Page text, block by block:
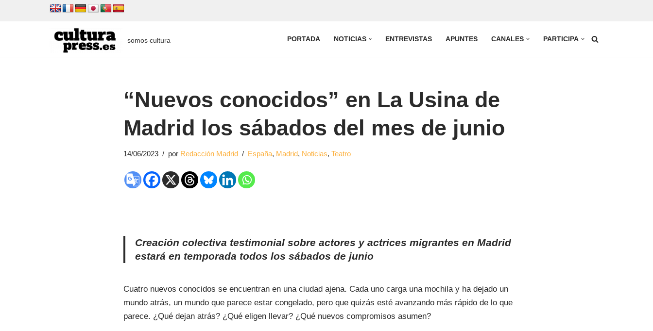
somos cultura PORTADA NOTICIAS ENTREVISTAS APUNTES CANALES PARTICIPA
“Nuevos conocidos” en La Usina de
Madrid los sábados del mes de junio
14/06/2023 por Redacción Madrid España, Madrid, Noticias,Teatro
Creación colectiva testimonial sobre actores y actrices migrantes en Madrid
estará en temporada todos los sábados de junio
Cuatro nuevos conocidos se encuentran en una ciudad ajena. Cada uno carga una mochila y ha dejado un
mundo atrás, un mundo que parece estar congelado, pero que quizás esté avanzando más rápido de lo que
parece. ¿Qué dejan atrás? ¿Qué eligen llevar? ¿Qué nuevos compromisos asumen?